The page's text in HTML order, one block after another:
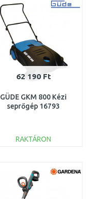
Összehasonlítás
62 190 Ft
GÜDE GKM 800 Kézi
seprőgép 16793
RAKTÁRON
Összehasonlítás